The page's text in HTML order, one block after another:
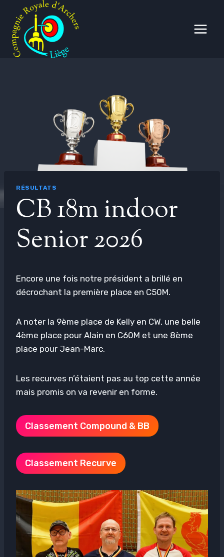
contenu
RÉSULTATS
CB 18m indoor
Senior 2026
Encore une fois notre président a brillé en
décrochant la première place en C50M.
A noter la 9ème place de Kelly en CW, une belle
4ème place pour Alain en C60M et une 8ème
place pour Jean-Marc.
Les recurves n’étaient pas au top cette année
mais promis on va revenir en forme.
Classement Compound & BB
Classement Recurve